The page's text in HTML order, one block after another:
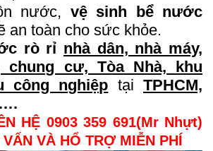
nước, vệ sinh bể nước
an toàn cho sức khỏe.
rò rỉ nhà dân, nhà máy,
chung cư, Tòa Nhà, khu
công nghiệp tạiTPHCM,
HỆ 0903 359 691(Mr Nhựt)
VÀ HỔ TRỢ MIỄN PHÍ